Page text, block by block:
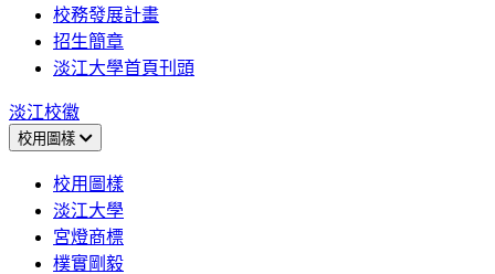
校務發展計畫
招生簡章
淡江大學首頁刊頭
淡江校徽
校用圖樣
校用圖樣
淡江大學
宮燈商標
樸實剛毅